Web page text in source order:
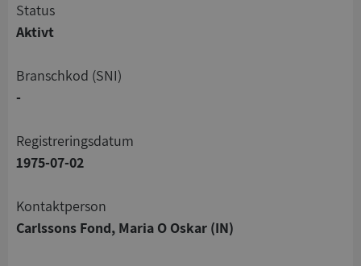
status
Aktivt
branschkod (SNI)
-
registreringsdatum
1975-07-02
Kontaktperson
Carlssons Fond, Maria O Oskar (IN)